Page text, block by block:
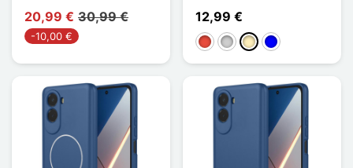
20,99 € 30,99 €
-10,00 €
12,99 €
Rot SilberGolden
Blau